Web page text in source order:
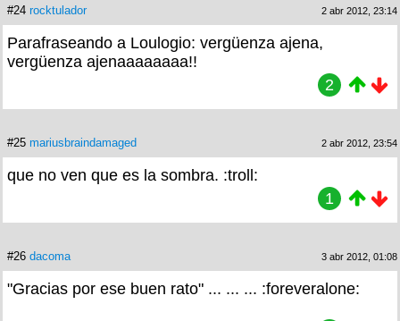
#24 rocktulador 2 abr 2012, 23:14
Parafraseando a Loulogio: vergüenza ajena,
vergüenza ajenaaaaaaaa!!
2
#25 mariusbraindamaged 2 abr 2012, 23:54
que no ven que es la sombra. :troll:
1
#26 dacoma 3 abr 2012, 01:08
"Gracias por ese buen rato" ... ... ... :foreveralone: